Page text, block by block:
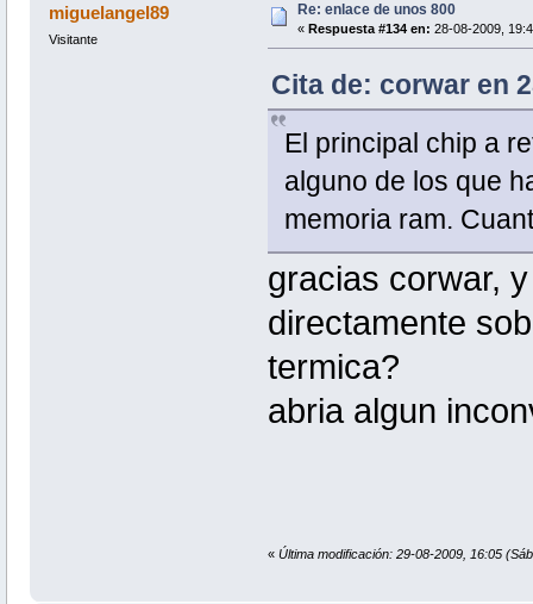
miguelangel89
Visitante
Re: enlace de unos 800
« Respuesta #134 en: 28-08-2009,
Cita de: corwar en
El principal chip a
alguno de los que
memoria ram.
gracias corwar,
directamente
termica?
abria algun
« Última modificación: 29-08-2009, 16:05